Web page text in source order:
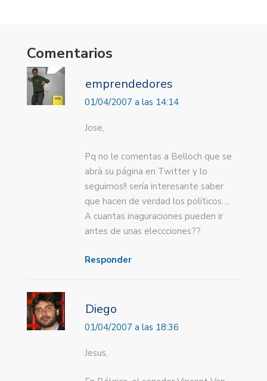
Comentarios
emprendedores
01/04/2007 a las 14:14
Jose,
Pq no le comentas a Belloch que se
abrà su página en Twitter y lo
seguimos!! sería interesante saber
que hacen de verdad los políticos….
A cuantas inaguraciones pueden ir
antes de unas eleccciones??
Responder
Diego
01/04/2007 a las 18:36
Jesus,